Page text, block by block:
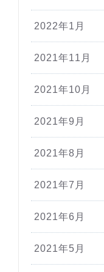
2022年1月
2021年11月
2021年10月
2021年9月
2021年8月
2021年7月
2021年6月
2021年5月